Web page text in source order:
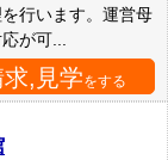
行います。運営母
が可...
,見学をする